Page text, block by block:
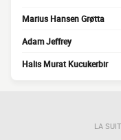
Marius Hansen Grøtta
Adam Jeffrey
Halis Murat Kucukerbir
LA